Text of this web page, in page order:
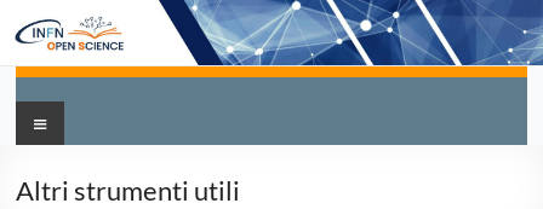
Altri strumenti utili